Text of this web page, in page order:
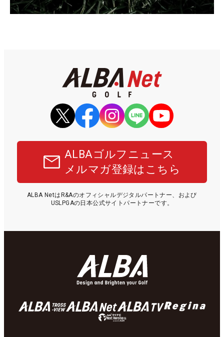
ALBAゴルフニュース
メルマガ登録はこちら
ALBA NetはR&Aのオフィシャルデジタルパートナー、および
USLPGAの日本公式サイトパートナーです。